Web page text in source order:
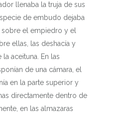
llenaba la truja de sus
de embudo dejaba
sobre el empiedro y el
ellas, las deshacía y
aceituna. En las
de una cámara, el
en la parte superior y
directamente dentro de
en las almazaras